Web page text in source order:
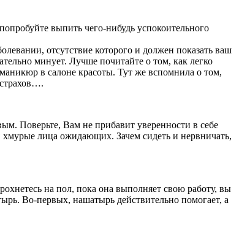
выпить чего-нибудь успокоительного
отсутствие которого и должен показать ваш
минует. Лучше почитайте о том, как легко
в салоне красоты. Тут же вспомнила о том,
Поверьте, Вам не прибавит уверенности в себе
хмурые лица ожидающих. Зачем сидеть и нервничать,
на пол, пока она выполняет свою работу, вы
Во-первых, нашатырь действительно помогает, а